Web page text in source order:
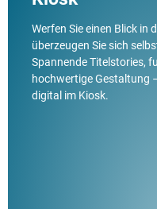
Werfen Sie einen Blick in
überzeugen Sie sich
Spannende Titelstories,
hochwertige Gestaltung
digital im Kiosk.